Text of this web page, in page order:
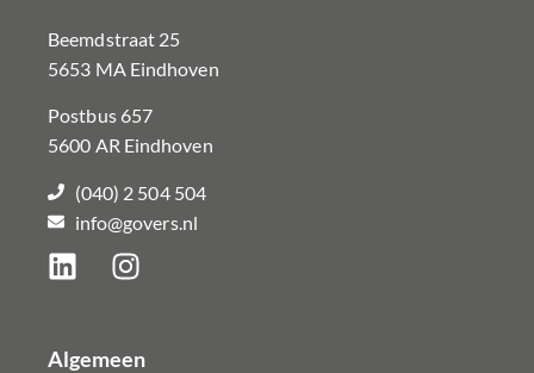
Beemdstraat 25
5653 MA Eindhoven
Postbus 657
5600 AR Eindhoven
(040) 2 504 504
info@govers.nl
Algemeen